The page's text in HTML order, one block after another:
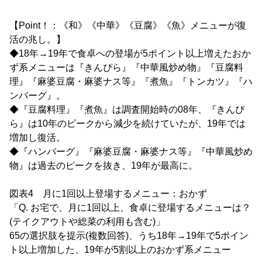
【Point！：《和》《中華》《豆腐》《魚》メニューが復
活の兆し。】
◆18年→19年で食卓への登場が5ポイント以上増えたおか
ず系メニューは『きんぴら』『中華風炒め物』『豆腐料
理』『麻婆豆腐・麻婆ナス等』『煮魚』『トンカツ』『ハ
ンバーグ』。
◆『豆腐料理』『煮魚』は調査開始時の08年、『きんぴ
ら』は10年のピークから減少を続けていたが、19年では
増加し復活。
◆『ハンバーグ』『麻婆豆腐・麻婆ナス等』『中華風炒め
物』は過去のピークを抜き、19年が最高に。
図表4 月に1回以上登場するメニュー：おかず
「Q. お宅で、月に1回以上、食卓に登場するメニューは？
(テイクアウトや総菜の利用も含む)」
65の選択肢を提示(複数回答)、うち18年→19年で5ポイン
ト以上増加した、19年が5割以上のおかず系メニュー